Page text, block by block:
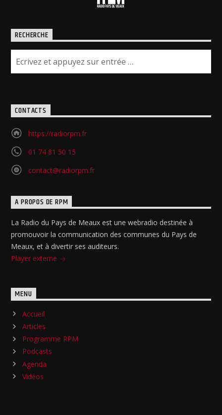
RECHERCHE
CONTACTS
https://radiorpm.fr
01 74 81 50 15
contact@radiorpm.fr
A PROPOS DE RPM
La Radio du Pays de Meaux est une webradio destinée à
promouvoir la communication des communes du Pays de
Meaux, et à divertir ses auditeurs.
Player externe
MENU
Accueil
Articles
Programme RPM
Podcasts
Agenda
Vidéos